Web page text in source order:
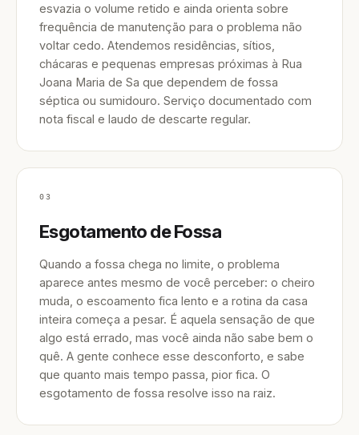
esvazia o volume retido e ainda orienta sobre
frequência de manutenção para o problema não
voltar cedo. Atendemos residências, sítios,
chácaras e pequenas empresas próximas à Rua
Joana Maria de Sa que dependem de fossa
séptica ou sumidouro. Serviço documentado com
nota fiscal e laudo de descarte regular.
03
Esgotamento de Fossa
Quando a fossa chega no limite, o problema
aparece antes mesmo de você perceber: o cheiro
muda, o escoamento fica lento e a rotina da casa
inteira começa a pesar. É aquela sensação de que
algo está errado, mas você ainda não sabe bem o
quê. A gente conhece esse desconforto, e sabe
que quanto mais tempo passa, pior fica. O
esgotamento de fossa resolve isso na raiz.